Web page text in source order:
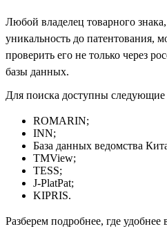
Любой владелец товарного
уникальность до патентования,
проверить его не только через
базы данных.
Для поиска доступны
ROMARIN;
INN;
База данных ведомства
TMView;
TESS;
J-PlatPat;
KIPRIS.
Разберем подробнее, где